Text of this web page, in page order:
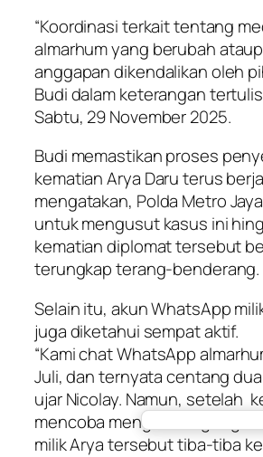
“Koordinasi terkait tentang
almarhum yang berubah
anggapan dikendalikan oleh
Budi dalam keterangan
Sabtu, 29 November 2025.
Budi memastikan proses
kematian Arya Daru terus
mengatakan, Polda Metro
untuk mengusut kasus ini
kematian diplomat tersebut
terungkap terang-benderang.
Selain itu, akun WhatsApp
juga diketahui sempat aktif.
“KamichatWhatsApp
Juli, dan ternyata centang
ujar Nicolay. Namun, setelah
mencoba menghubungi lagi,
milik Arya tersebut tiba-tiba